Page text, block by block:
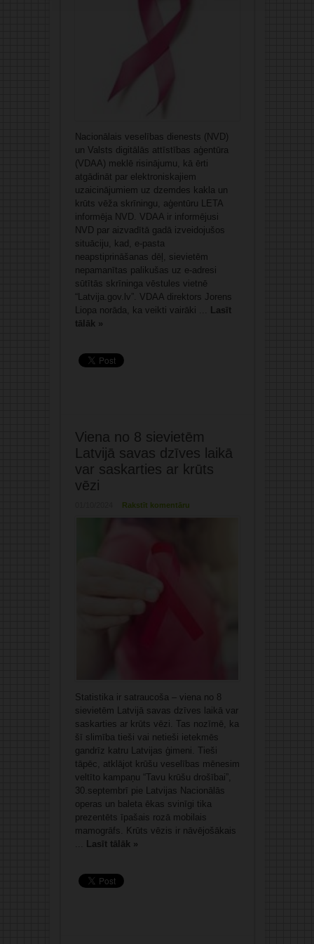
Nacionālais veselības dienests (NVD)
un Valsts digitālās attīstības aģentūra
(VDAA) meklē risinājumu, kā ērti
atgādināt par elektroniskajiem
uzaicinājumiem uz dzemdes kakla un
krūts vēža skrīningu, aģentūru LETA
informēja NVD. VDAA ir informējusi
NVD par aizvadītā gadā izveidojušos
situāciju, kad, e-pasta
neapstiprināšanas dēļ, sievietēm
nepamanītas palikušas uz e-adresi
sūtītās skrīninga vēstules vietnē
“Latvija.gov.lv”. VDAA direktors Jorens
Liopa norāda, ka veikti vairāki ... Lasīt
tālāk »
Viena no 8 sievietēm
Latvijā savas dzīves laikā
var saskarties ar krūts
vēzi
Rakstīt komentāru
Statistika ir satraucoša – viena no 8
sievietēm Latvijā savas dzīves laikā var
saskarties ar krūts vēzi. Tas nozīmē, ka
šī slimība tieši vai netieši ietekmēs
gandrīz katru Latvijas ģimeni. Tieši
tāpēc, atklājot krūšu veselības mēnesim
veltīto kampaņu “Tavu krūšu drošībai”,
30.septembrī pie Latvijas Nacionālās
operas un baleta ēkas svinīgi tika
prezentēts īpašais rozā mobilais
mamogrāfs. Krūts vēzis ir nāvējošākais
... Lasīt tālāk »